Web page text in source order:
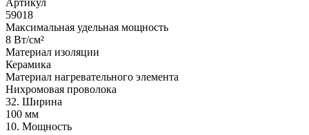
59018
Максимальная удельная мощность
8 Вт/см²
Материал изоляции
Керамика
Материал нагревательного элемента
Нихромовая проволока
32. Ширина
100 мм
10. Мощность